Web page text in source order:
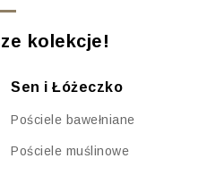
kolekcje!
Sen i Łóżeczko
Pościele bawełniane
Pościele muślinowe